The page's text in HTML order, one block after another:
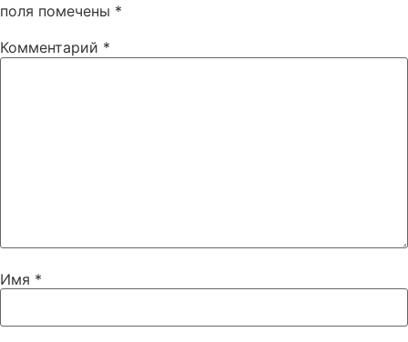
поля помечены *
Комментарий *
Имя *